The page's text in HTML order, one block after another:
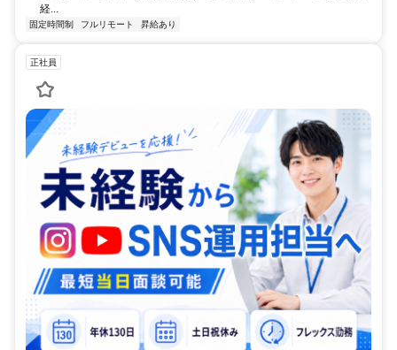
経...
固定時間制 フルリモート 昇給あり
正社員